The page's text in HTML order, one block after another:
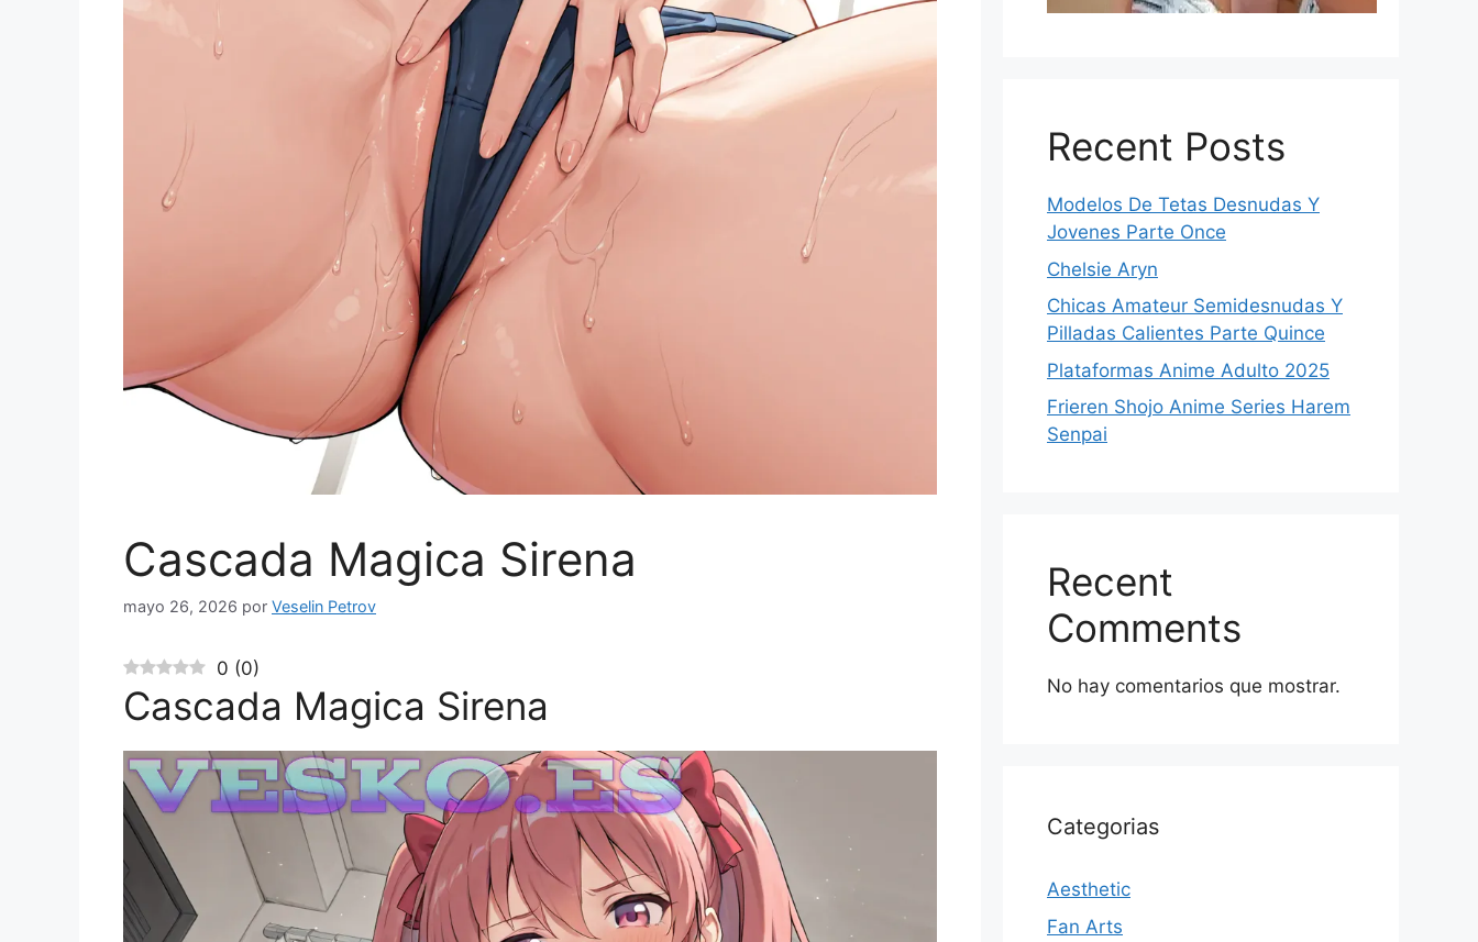
Cascada Magica Sirena
mayo 26, 2026 por Veselin Petrov
0 (0)
Cascada Magica Sirena
Recent Posts
Modelos De Tetas Desnudas Y
Jovenes Parte Once
Chelsie Aryn
Chicas Amateur Semidesnudas Y
Pilladas Calientes Parte Quince
Plataformas Anime Adulto 2025
Frieren Shojo Anime Series Harem
Senpai
Recent
Comments
No hay comentarios que mostrar.
Categorias
Aesthetic
Fan Arts